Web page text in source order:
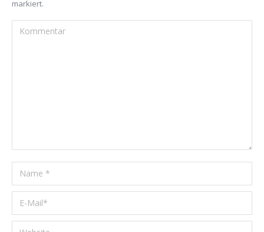
markiert.
Kommentar
Name *
E-Mail *
Website